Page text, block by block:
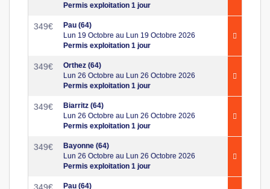
Permis exploitation 1 jour
349€
Pau (64)
Lun 19 Octobre au Lun 19 Octobre 2026
Permis exploitation 1 jour
349€
Orthez (64)
Lun 26 Octobre au Lun 26 Octobre 2026
Permis exploitation 1 jour
349€
Biarritz (64)
Lun 26 Octobre au Lun 26 Octobre 2026
Permis exploitation 1 jour
349€
Bayonne (64)
Lun 26 Octobre au Lun 26 Octobre 2026
Permis exploitation 1 jour
349€
Pau (64)